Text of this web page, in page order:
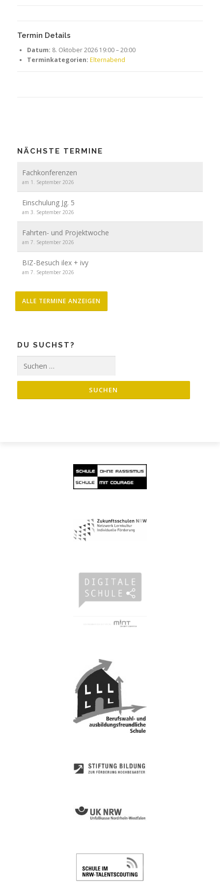
Termin Details
Datum: 8. Oktober 2026 19:00–20:00
Terminkategorien: Elternabend
NÄCHSTE TERMINE
Fachkonferenzen
am 1. September 2026
Einschulung Jg. 5
am 3. September 2026
Fahrten- und Projektwoche
am 7. September 2026
BIZ-Besuch ilex + ivy
am 7. September 2026
ALLE TERMINE ANZEIGEN
DU SUCHST?
nach: